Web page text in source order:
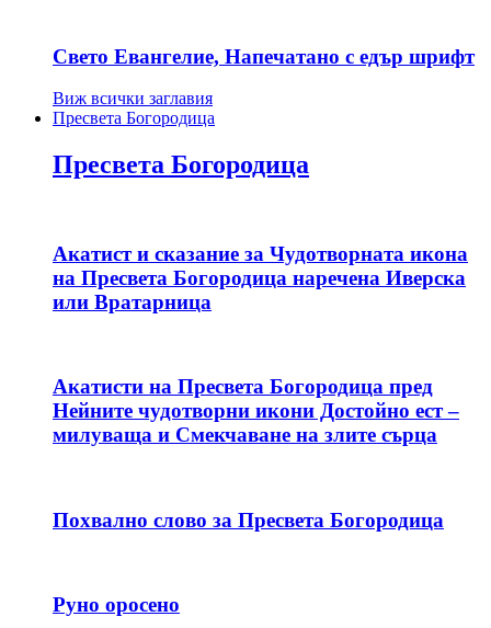
Свето Евангелие, Напечатано с едър шрифт
Виж всички заглавия
Пресвета Богородица
Пресвета Богородица
Акатист и сказание за Чудотворната икона
на Пресвета Богородица наречена Иверска
или Вратарница
Акатисти на Пресвета Богородица пред
Нейните чудотворни икони Достойно ест –
милуваща и Смекчаване на злите сърца
Похвално слово за Пресвета Богородица
Руно оросено